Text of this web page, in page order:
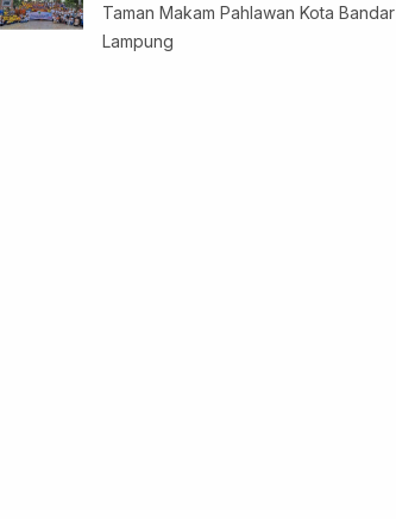
Taman Makam Pahlawan Kota Bandar
Lampung